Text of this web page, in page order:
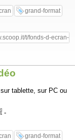
grand-format
t/fonds-d-ecran-
tablette, sur PC ou
-
grand-format